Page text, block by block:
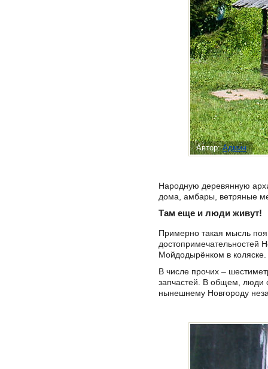
Автор:Админ
Народную деревянную
дома, амбары, ветряные
Там еще и люди живут!
Примерно такая мысль
достопримечательностей
Мойдодырёнком в
В числе прочих –
запчастей. В общем, люди
нынешнему Новгороду